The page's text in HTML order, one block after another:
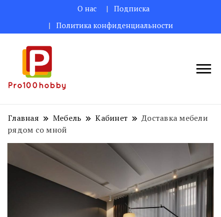
О нас
Подписка
Политика конфиденциальности
Поделитесь творческими идеями
Главная Мебель Кабинет
Доставка мебели
рядом со мной